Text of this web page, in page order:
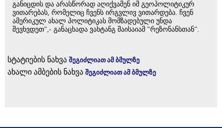
განიცდის და არასწორად აღიქვამენ იმ გეოპოლიტიკურ
ვითარებას, რომელიც ჩვენს ირგვლივ ვითარდება. ჩვენ
ამერიკულ ახალ პოლიტიკას მომზადებული უნდა
შევხვდეთ",- განაცხადა ვახტანგ მაისაიამ "რეზონანსთან".
სტატიების ნახვა შეგიძლიათ ამ ბმულზე
ახალი ამბების ნახვა შეგიძლიათ ამ ბმულზე